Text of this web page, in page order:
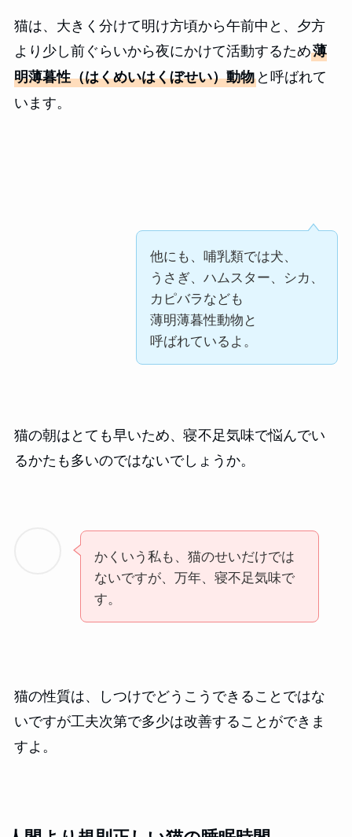
猫は、大きく分けて明け方頃から午前中と、夕方
より少し前ぐらいから夜にかけて活動するため薄
明薄暮性（はくめいはくぼせい）動物と呼ばれて
います。
他にも、哺乳類では犬、
うさぎ、ハムスター、シカ、
カピバラなども
薄明薄暮性動物と
呼ばれているよ。
猫の朝はとても早いため、寝不足気味で悩んでい
るかたも多いのではないでしょうか。
かくいう私も、猫のせいだけでは
ないですが、万年、寝不足気味で
す。
猫の性質は、しつけでどうこうできることではな
いですが工夫次第で多少は改善することができま
すよ。